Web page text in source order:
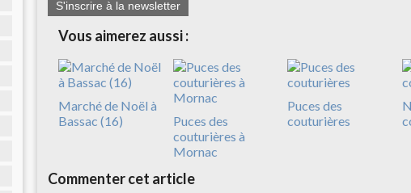
S'inscrire à la newsletter
Vous aimerez aussi :
Marché de Noël à
Bassac (16)
Puces des
couturières à
Mornac
Puces des
couturières
Commenter cet article